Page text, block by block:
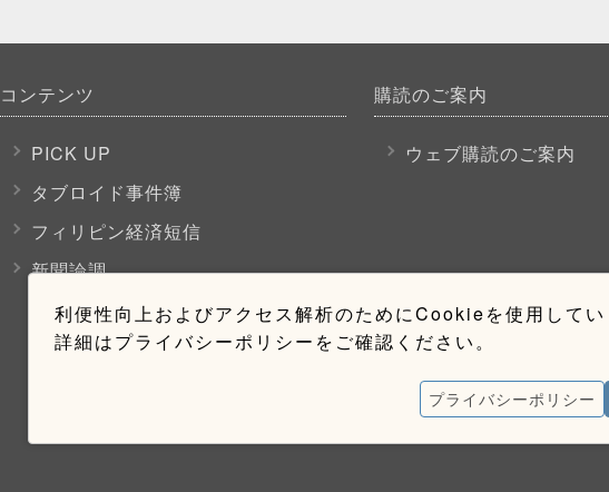
利便性向上およびアクセス解析のためにCookieを使用して
詳細はプライバシーポリシーをご確認ください。
プライバシーポリシー
コンテンツ
PICK UP
タブロイド事件簿
フィリピン経済短信
新聞論調
購読のご案内
ウェブ購読のご案内